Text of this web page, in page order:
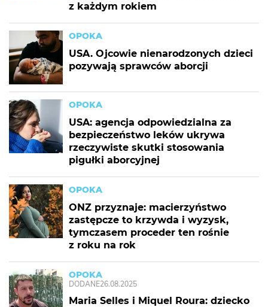
z każdym rokiem
OPOKA
USA. Ojcowie nienarodzonych dzieci
pozywają sprawców aborcji
OPOKA
USA: agencja odpowiedzialna za
bezpieczeństwo leków ukrywa
rzeczywiste skutki stosowania
pigułki aborcyjnej
OPOKA
ONZ przyznaje: macierzyństwo
zastępcze to krzywda i wyzysk,
tymczasem proceder ten rośnie
z roku na rok
OPOKA
DODANE26.08.2025
Maria Selles i Miquel Roura: dziecko